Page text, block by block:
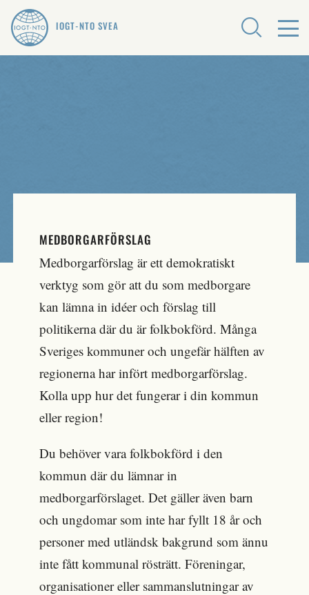
IOGT-NTO SVEA
MEDBORGARFÖRSLAG
Medborgarförslag är ett demokratiskt
verktyg som gör att du som medborgare
kan lämna in idéer och förslag till
politikerna där du är folkbokförd. Många
Sveriges kommuner och ungefär hälften av
regionerna har infört medborgarförslag.
Kolla upp hur det fungerar i din kommun
eller region!
Du behöver vara folkbokförd i den
kommun där du lämnar in
medborgarförslaget. Det gäller även barn
och ungdomar som inte har fyllt 18 år och
personer med utländsk bakgrund som ännu
inte fått kommunal rösträtt. Föreningar,
organisationer eller sammanslutningar av